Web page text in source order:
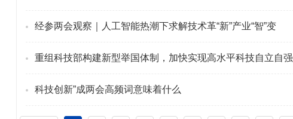
经参两会观察｜人工智能热潮下求解技术革“新”产业“智”变
重组科技部构建新型举国体制，加快实现高水平科技自立自强
科技创新”成两会高频词意味着什么